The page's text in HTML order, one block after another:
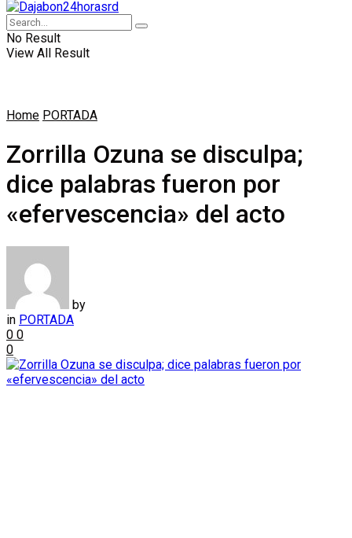
No Result
View All Result
Home PORTADA
Zorrilla Ozuna se disculpa;
dice palabras fueron por
«efervescencia» del acto
by
in PORTADA
0 0
0